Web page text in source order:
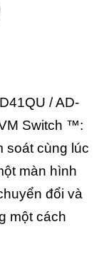
/ AD-
Switch ™:
soát cùng lúc
màn hình
đổi và
một cách